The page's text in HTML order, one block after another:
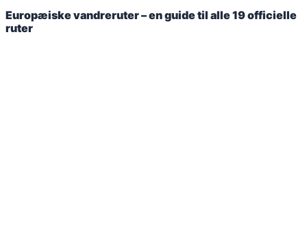
Europæiske vandreruter – en guide til alle 19 officielle
ruter